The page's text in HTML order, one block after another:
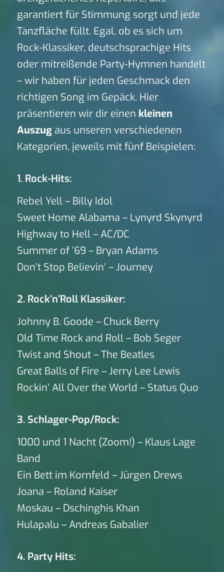
garantiert für Stimmung sorgt und jede
Tanzfläche füllt. Egal, ob es sich um
Rock-Klassiker, deutschsprachige Hits
oder mitreißende Party-Hymnen handelt
– wir haben für jeden Geschmack den
richtigen Song im Gepäck. Hier
präsentieren wir dir einen kleinen
Auszugaus unseren verschiedenen
Kategorien, jeweils mit fünf Beispielen:
1. Rock-Hits:
Rebel Yell – Billy Idol
Sweet Home Alabama – Lynyrd Skynyrd
Highway to Hell – AC/DC
Summer of ’69 – Bryan Adams
Don’t Stop Believin‘ – Journey
2. Rock’n’Roll Klassiker:
Johnny B. Goode – Chuck Berry
Old Time Rock and Roll – Bob Seger
Twist and Shout – The Beatles
Great Balls of Fire – Jerry Lee Lewis
Rockin‘ All Over the World – Status Quo
3. Schlager-Pop/Rock:
1000 und 1 Nacht (Zoom!) – Klaus Lage
Band
Ein Bett im Kornfeld – Jürgen Drews
Joana – Roland Kaiser
Moskau – Dschinghis Khan
Hulapalu – Andreas Gabalier
4. Party Hits: